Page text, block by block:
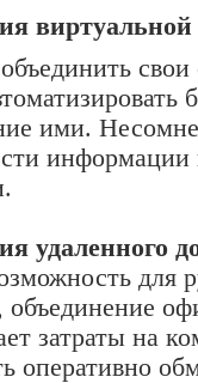
виртуальной
ими.
информации
удаленного
для
объединение
затраты на
оперативно